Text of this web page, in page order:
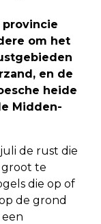
om het
en de
heide
Midden-
de rust die
te
die op of
de grond